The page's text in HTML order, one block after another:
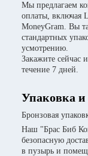
Мы предлагаем
оплаты, включая
MoneyGram. Вы
стандартных
усмотрению.
Закажите сейчас
течение 7 дней.
Упаковка и
Бронзовая
Наш "Брас Биб
безопасную
в пузырь и